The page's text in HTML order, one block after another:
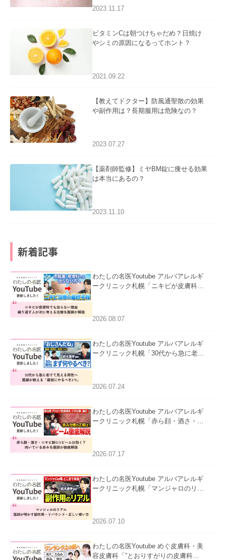
2023.11.17
ビタミンCは朝つけちゃだめ？日焼け
やシミの原因になるってホント？
2021.09.22
【教えてドクター】防風通聖散の効果
や副作用は？長期服用は危険なの？
2023.07.27
【薬剤師監修】ミヤBM錠に痩せる効果
は本当にあるの？
2023.11.10
新着記事
わたしの名医Youtube アルバアレルギ
ークリニック札幌「ニキビが皮膚科で
ました。
2026.08.07
わたしの名医Youtube アルバアレルギ
ークリニック札幌「30代から急に老け
た。
2026.07.24
わたしの名医Youtube アルバアレルギ
ークリニック札幌「赤ら顔・酒さ・ニ
ました。
2026.07.17
わたしの名医Youtube アルバアレルギ
ークリニック札幌「マンジャロのリア
た。
2026.07.10
わたしの名医Youtube めぐ皮膚科・美
容皮膚科「”とおりすがりの皮膚科